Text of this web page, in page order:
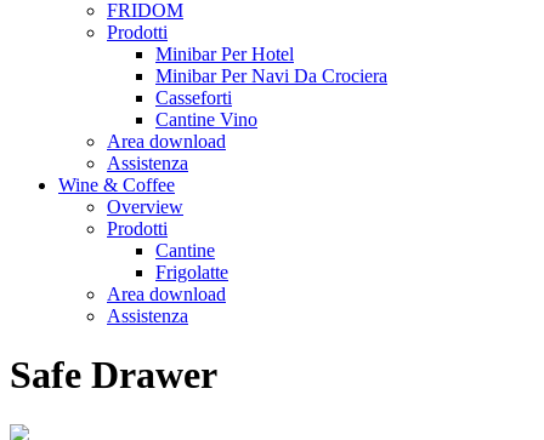
FRIDOM
Prodotti
Minibar Per Hotel
Minibar Per Navi Da Crociera
Casseforti
Cantine Vino
Area download
Assistenza
Wine & Coffee
Overview
Prodotti
Cantine
Frigolatte
Area download
Assistenza
Safe Drawer